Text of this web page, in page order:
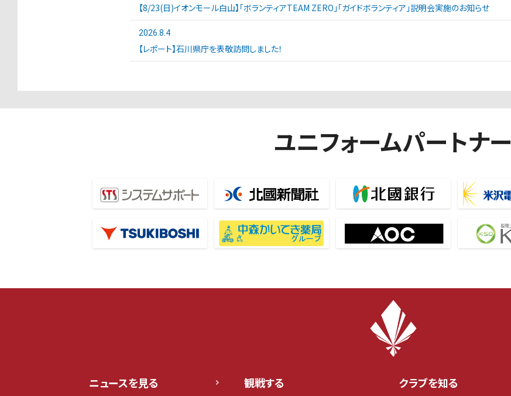
【8/23(日)イオンモール白山】「ボランティアTEAM ZERO」「ガイドボランティア」説明会実施のお知らせ
2026.8.4
【レポート】石川県庁を表敬訪問しました！
ユニフォームパートナー
ニュースを見る
観戦する クラブを知る